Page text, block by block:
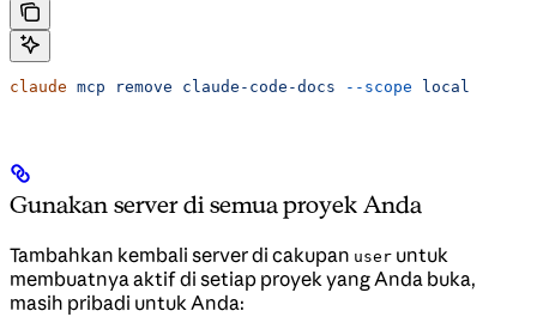
claude mcp remove claude-code-docs --scope local
Gunakan server di semua proyek Anda
Tambahkan kembali server di cakupan user untuk
membuatnya aktif di setiap proyek yang Anda buka,
masih pribadi untuk Anda: